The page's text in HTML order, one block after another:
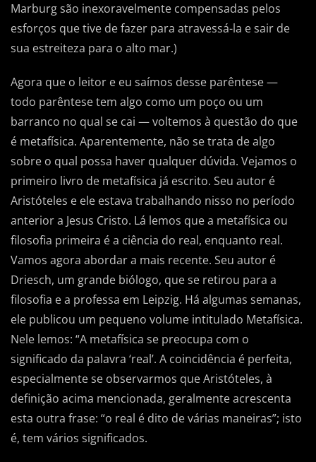
Marburg são inexoravelmente compensadas pelos
esforços que tive de fazer para atravessá-la e sair de
sua estreiteza para o alto mar.)
Agora que o leitor e eu saímos desse parêntese —
todo parêntese tem algo como um poço ou um
barranco no qual se cai — voltemos à questão do que
é metafísica. Aparentemente, não se trata de algo
sobre o qual possa haver qualquer dúvida. Vejamos o
primeiro livro de metafísica já escrito. Seu autor é
Aristóteles e ele estava trabalhando nisso no período
anterior a Jesus Cristo. Lá lemos que a metafísica ou
filosofia primeira é a ciência do real, enquanto real.
Vamos agora abordar a mais recente. Seu autor é
Driesch, um grande biólogo, que se retirou para a
filosofia e a professa em Leipzig. Há algumas semanas,
ele publicou um pequeno volume intitulado Metafísica.
Nele lemos: “A metafísica se preocupa com o
significado da palavra ‘real’. A coincidência é perfeita,
especialmente se observarmos que Aristóteles, à
definição acima mencionada, geralmente acrescenta
esta outra frase: “o real é dito de várias maneiras”; isto
é, tem vários significados.